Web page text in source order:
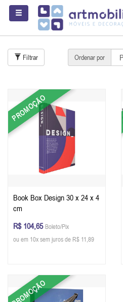
Filtrar Ordenar por
PROMOÇÃO
Book Box Design 30 x 24 x 4
cm
R$ 104,65 Boleto/Pix
ou em 10x sem juros de R$ 11,89
PROMOÇÃO